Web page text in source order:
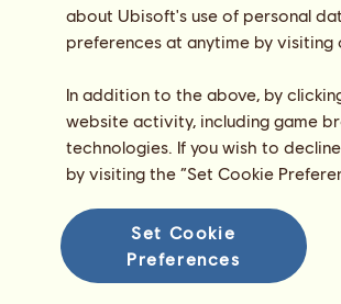
about Ubisoft's use of personal
preferences at anytime by
In addition to the above, by
website activity, including game
technologies. If you wish to
by visiting the “Set Cookie
Set Cookie
Preferences